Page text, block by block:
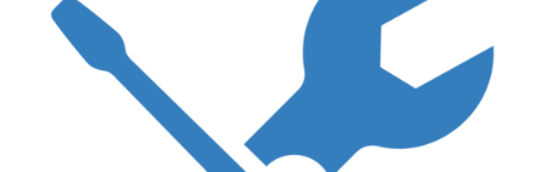
YOUTUBE
MON COMPTE